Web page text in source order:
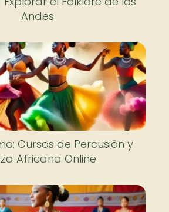
Andes
Cursos de Percusión y
Africana Online